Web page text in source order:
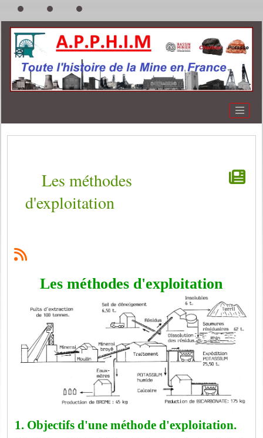
Les méthodes
d'exploitation
Les méthodes d'exploitation
1. Objectifs d'une méthode d'exploitation.